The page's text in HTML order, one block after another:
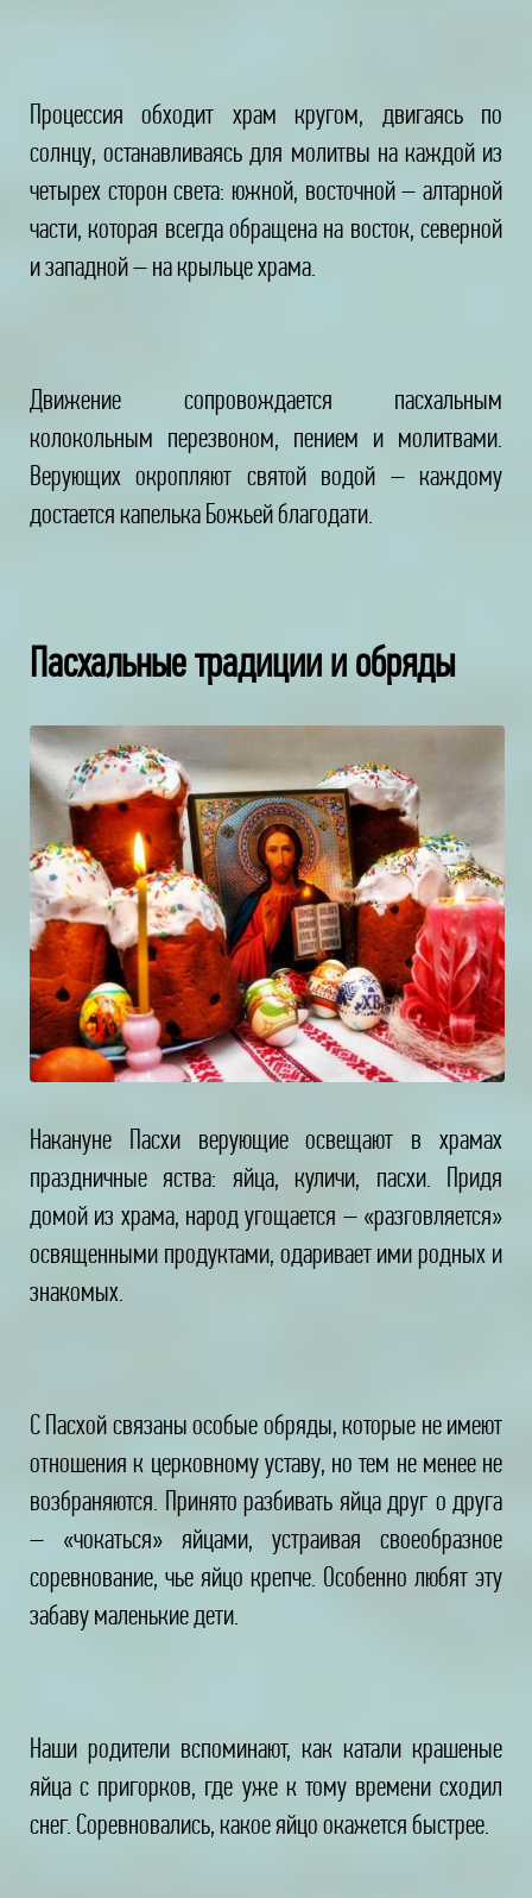
Процессия обходит храм кругом, двигаясь по
солнцу, останавливаясь для молитвы на каждой из
четырех сторон света: южной, восточной – алтарной
части, которая всегда обращена на восток, северной
и западной – на крыльце храма.
Движение сопровождается пасхальным
колокольным перезвоном, пением и молитвами.
Верующих окропляют святой водой – каждому
достается капелька Божьей благодати.
Пасхальные традиции и обряды
Накануне Пасхи верующие освещают в храмах
праздничные яства: яйца, куличи, пасхи. Придя
домой из храма, народ угощается – «разговляется»
освященными продуктами, одаривает ими родных и
знакомых.
С Пасхой связаны особые обряды, которые не имеют
отношения к церковному уставу, но тем не менее не
возбраняются. Принято разбивать яйца друг о друга
– «чокаться» яйцами, устраивая своеобразное
соревнование, чье яйцо крепче. Особенно любят эту
забаву маленькие дети.
Наши родители вспоминают, как катали крашеные
яйца с пригорков, где уже к тому времени сходил
снег. Соревновались, какое яйцо окажется быстрее.